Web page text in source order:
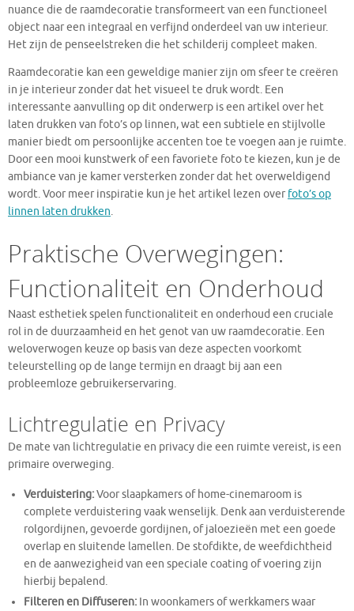
nuance die de raamdecoratie transformeert van een functioneel
object naar een integraal en verfijnd onderdeel van uw interieur.
Het zijn de penseelstreken die het schilderij compleet maken.
Raamdecoratie kan een geweldige manier zijn om sfeer te creëren
in je interieur zonder dat het visueel te druk wordt. Een
interessante aanvulling op dit onderwerp is een artikel over het
laten drukken van foto’s op linnen, wat een subtiele en stijlvolle
manier biedt om persoonlijke accenten toe te voegen aan je ruimte.
Door een mooi kunstwerk of een favoriete foto te kiezen, kun je de
ambiance van je kamer versterken zonder dat het overweldigend
wordt. Voor meer inspiratie kun je het artikel lezen over foto’s op
linnen laten drukken.
Praktische Overwegingen:
Functionaliteit en Onderhoud
Naast esthetiek spelen functionaliteit en onderhoud een cruciale
rol in de duurzaamheid en het genot van uw raamdecoratie. Een
weloverwogen keuze op basis van deze aspecten voorkomt
teleurstelling op de lange termijn en draagt bij aan een
probleemloze gebruikerservaring.
Lichtregulatie en Privacy
De mate van lichtregulatie en privacy die een ruimte vereist, is een
primaire overweging.
Verduistering:Voor slaapkamers of home-cinemaroom is
complete verduistering vaak wenselijk. Denk aan verduisterende
rolgordijnen, gevoerde gordijnen, of jaloezieën met een goede
overlap en sluitende lamellen. De stofdikte, de weefdichtheid
en de aanwezigheid van een speciale coating of voering zijn
hierbij bepalend.
Filteren en Diffuseren: In woonkamers of werkkamers waar